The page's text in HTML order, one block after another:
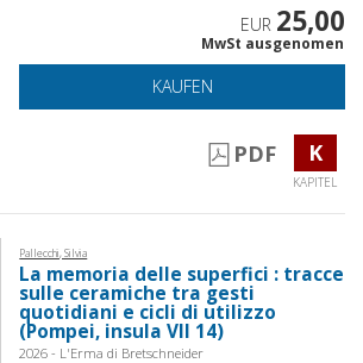
EUR 25,00
MwSt ausgenomen
KAUFEN
PDF K
KAPITEL
Pallecchi, Silvia
La memoria delle superfici : tracce
sulle ceramiche tra gesti
quotidiani e cicli di utilizzo
(Pompei, insula VII 14)
2026 - L'Erma di Bretschneider